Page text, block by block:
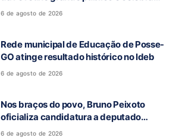
tradição religiosa
6 de agosto de 2026
Rede municipal de Educação de Posse-
GO atinge resultado histórico no Ideb
6 de agosto de 2026
Nos braços do povo, Bruno Peixoto
oficializa candidatura a deputado
federal em convenção do União Brasil
6 de agosto de 2026